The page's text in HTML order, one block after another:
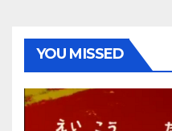
YOU MISSED